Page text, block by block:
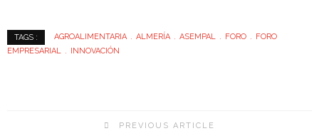
TAGS : AGROALIMENTARIA ALMERÍA ASEMPAL FORO
FORO
EMPRESARIAL
INNOVACIÓN
PREVIOUS ARTICLE